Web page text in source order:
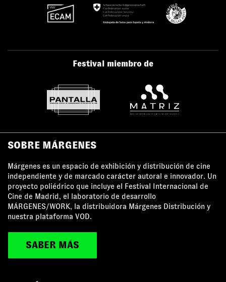
Festival miembro de
SOBRE MÁRGENES
Márgenes es un espacio de exhibición y distribución de cine
independiente y de marcado carácter autoral e innovador. Un
proyecto poliédrico que incluye el Festival Internacional de
Cine de Madrid, el laboratorio de desarrollo
MÁRGENES/WORK, la distribuidora Márgenes Distribución y
nuestra plataforma VOD.
SABER MÁS